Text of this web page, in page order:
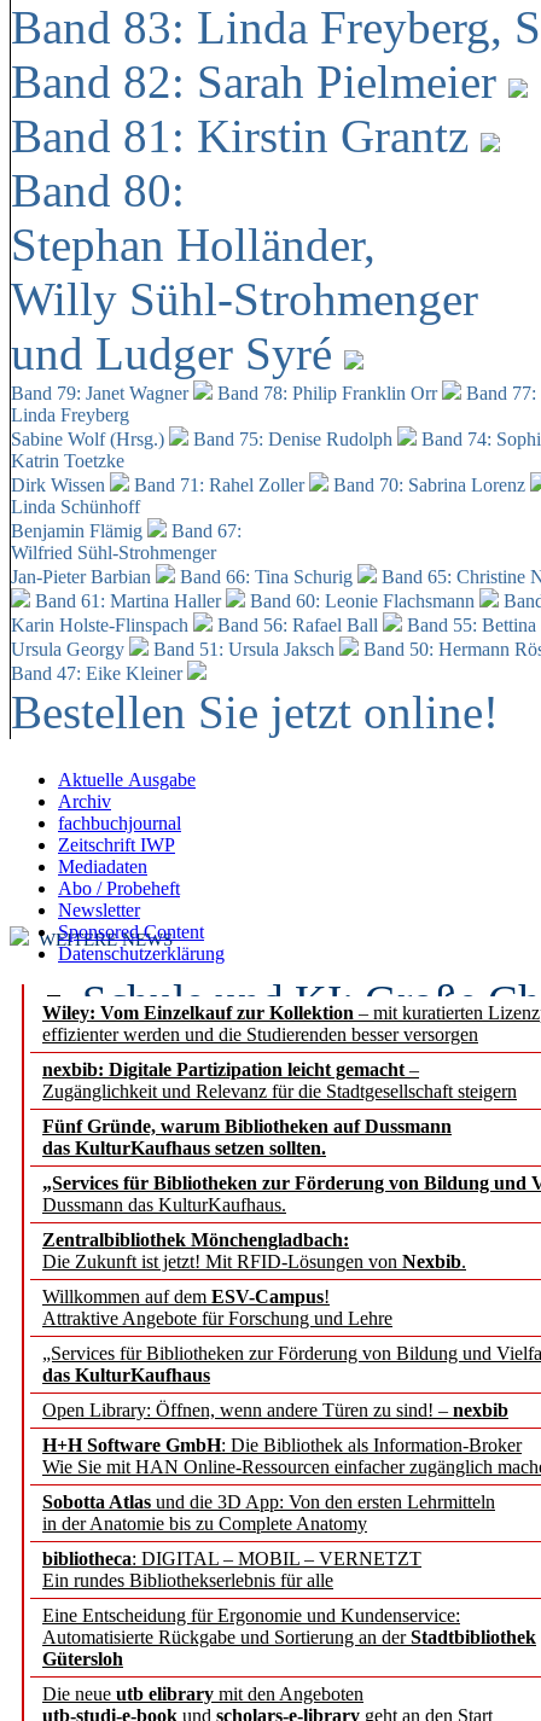
Band 83: Linda Freyberg,
Band 82: Sarah Pielmeier
Band 81: Kirstin Grantz
Band 80:
Stephan Holländer,
Willy Sühl-Strohmenger
und Ludger Syré
Band 79: Janet Wagner Band 78: Philip Franklin Orr
Band
Linda Freyberg
Sabine Wolf (Hrsg.)
Band 75: Denise Rudolph
Band 74:
Katrin Toetzke
Dirk Wissen
Band 71: Rahel Zoller
Band 70: Sabrina Lorenz
Linda Schünhoff
Benjamin Flämig
Band 67:
Wilfried Sühl-Strohmenger
Jan-Pieter Barbian
Band 66: Tina Schurig
Band 65: Christine
Band 61: Martina Haller
Band 60: Leonie Flachsmann
Karin Holste-Flinspach
Band 56: Rafael Ball
Band 55:
Ursula Georgy
Band 51: Ursula Jaksch Band 50: Hermann
Band 47: Eike Kleiner
Bestellen Sie jetzt online!
Aktuelle Ausgabe
Archiv
fachbuchjournal
Zeitschrift IWP
Mediadaten
Abo / Probeheft
Newsletter
Sponsored Content
Datenschutzerklärung
Wiley: Vom Einzelkauf zur Kollektion – mit kuratierten
effizienter werden und die Studierenden besser versorgen
nexbib: Digitale Partizipation leicht gemacht –
Zugänglichkeit und Relevanz für die Stadtgesellschaft steigern
Fünf Gründe, warum Bibliotheken auf Dussmann
das KulturKaufhaus setzen sollten.
„Services für Bibliotheken zur Förderung von Bildung und
Dussmann das KulturKaufhaus.
Zentralbibliothek Mönchengladbach:
Die Zukunft ist jetzt! Mit RFID-Lösungen von Nexbib.
Willkommen auf dem ESV-Campus!
Attraktive Angebote für Forschung und Lehre
„Services für Bibliotheken zur Förderung von Bildung und
das KulturKaufhaus
Open Library: Öffnen, wenn andere Türen zu sind! – nexbib
H+H Software GmbH: Die Bibliothek als Information-Broker
Wie Sie mit HAN Online-Ressourcen einfacher zugänglich
Sobotta Atlas und die 3D App: Von den ersten Lehrmitteln
in der Anatomie bis zu Complete Anatomy
bibliotheca: DIGITAL – MOBIL – VERNETZT
Ein rundes Bibliothekserlebnis für alle
Eine Entscheidung für Ergonomie und Kundenservice:
Automatisierte Rückgabe und Sortierung an derStadtbibliothek
Gütersloh
Die neue utb elibrary mit den Angeboten
utb-studi-e-book und scholars-e-library geht an den Start
WEITERE NEWS
Schule und KI: Große
Voraussetzungen
Erfolgreiches erstes
Segment Research –
angepasst
konstruktiv!
Mohr Siebeck
und die Zeitschrift für
Francke Attempto
EBSCO Information
Recherchefunktionen in
Sorbisches Institut neu
Geschichte und